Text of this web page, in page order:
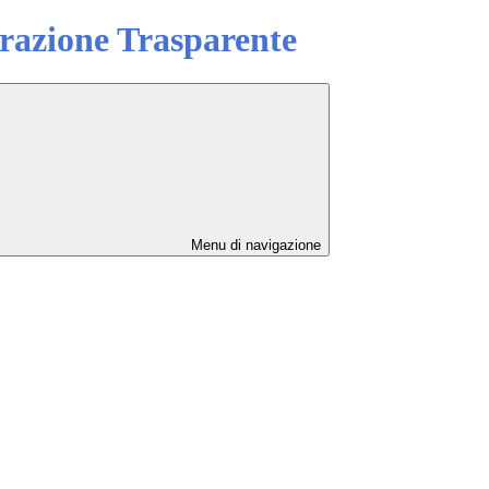
Trasparente
Menu di navigazione